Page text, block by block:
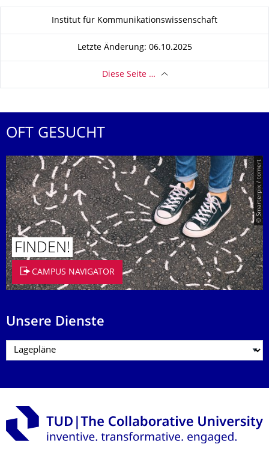
Zu dieser SeiteInstitut für Kommunikationswissenschaft
Letzte Änderung: 06.10.2025
Diese Seite …
OFT GESUCHT
© Smarterpix / tomert
FINDEN!
CAMPUS NAVIGATOR
Unsere Dienste